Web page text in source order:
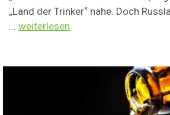
„Land der Trinker“ nahe. Doch
... weiterlesen